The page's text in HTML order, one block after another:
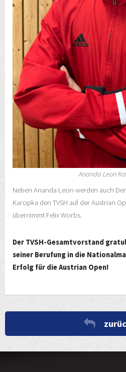
Ananda Leon
Neben Ananda Leon werden auch
Karopka den TVSH auf der Austrian
übernimmt Felix Worbs.
Der TVSH-Gesamtvorstand
seiner Berufung in die
Erfolg für die Austrian Open!